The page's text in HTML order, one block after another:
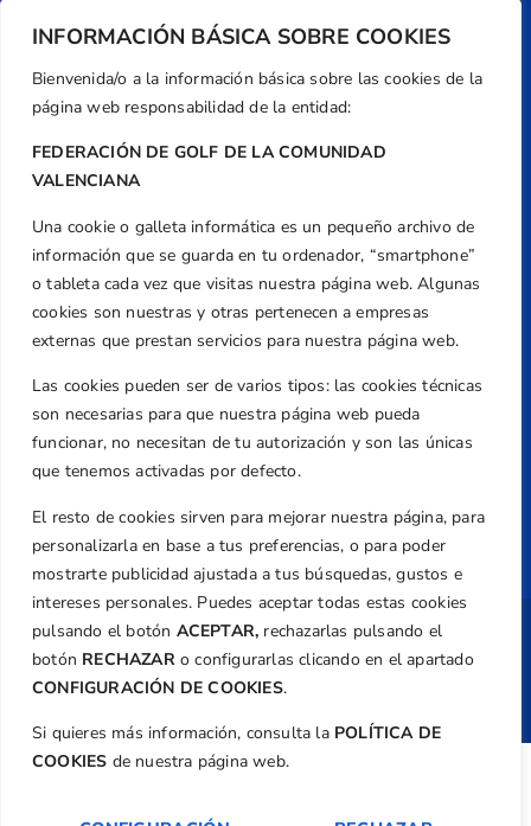
INFORMACIÓN BÁSICA SOBRE COOKIES
Bienvenida/o a la información básica sobre las cookies de la
página web responsabilidad de la entidad:
FEDERACIÓN DE GOLF DE LA COMUNIDAD
VALENCIANA
Una cookie o galleta informática es un pequeño archivo de
información que se guarda en tu ordenador, “smartphone”
o tableta cada vez que visitas nuestra página web. Algunas
cookies son nuestras y otras pertenecen a empresas
externas que prestan servicios para nuestra página web.
Las cookies pueden ser de varios tipos: las cookies técnicas
son necesarias para que nuestra página web pueda
funcionar, no necesitan de tu autorización y son las únicas
que tenemos activadas por defecto.
El resto de cookies sirven para mejorar nuestra página, para
personalizarla en base a tus preferencias, o para poder
mostrarte publicidad ajustada a tus búsquedas, gustos e
intereses personales. Puedes aceptar todas estas cookies
pulsando el botón ACEPTAR, rechazarlas pulsando el
botón RECHAZARo configurarlas clicando en el apartado
CONFIGURACIÓN DE COOKIES.
Si quieres más información, consulta la POLÍTICA DE
COOKIES de nuestra página web.
Dirección
Centre de L´Esport, Carrer d'Isaac Peral i
Caballero, Nº 5, Despachos 2 y 3, 46980,
Teléfono
Email
federacion@golfcv.com
Aviso Legal
Política de Privacidad
Transparencia
Normativa
Federación
Copyright ©Federación de Golf de la
Comunitat Valenciana| Diseño:TecnoQuatre